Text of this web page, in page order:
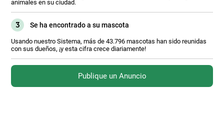
animales en su ciudad.
3 Se ha encontrado a su mascota
Usando nuestro Sistema, más de 43.796 mascotas han sido reunidas
con sus dueños, ¡y esta cifra crece diariamente!
Publique un Anuncio